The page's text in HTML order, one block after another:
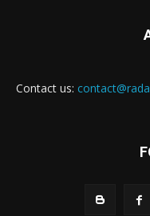
Contact us: